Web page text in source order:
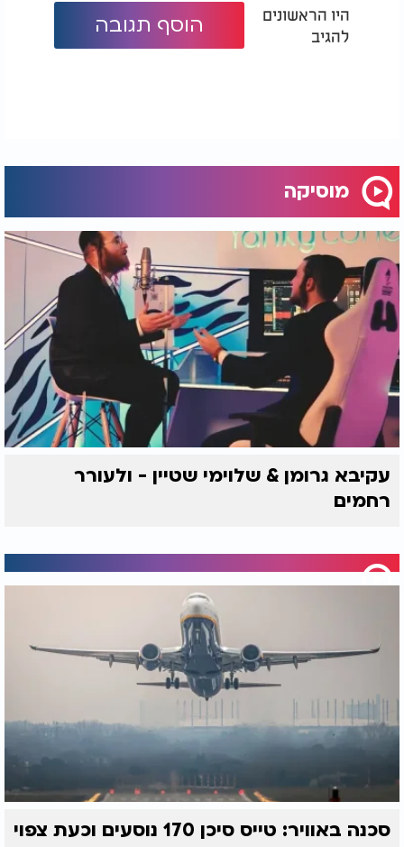
היו הראשונים
להגיב
הוסף תגובה
מוסיקה
עקיבא גרומן & שלוימי שטיין - ולעורר
רחמים
סכנה באוויר: טייס סיכן 170 נוסעים וכעת צפוי